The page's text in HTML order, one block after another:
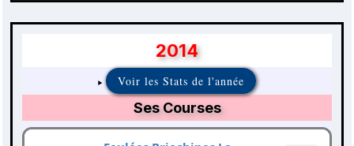
2014
Voir les Stats de l'année
Ses Courses